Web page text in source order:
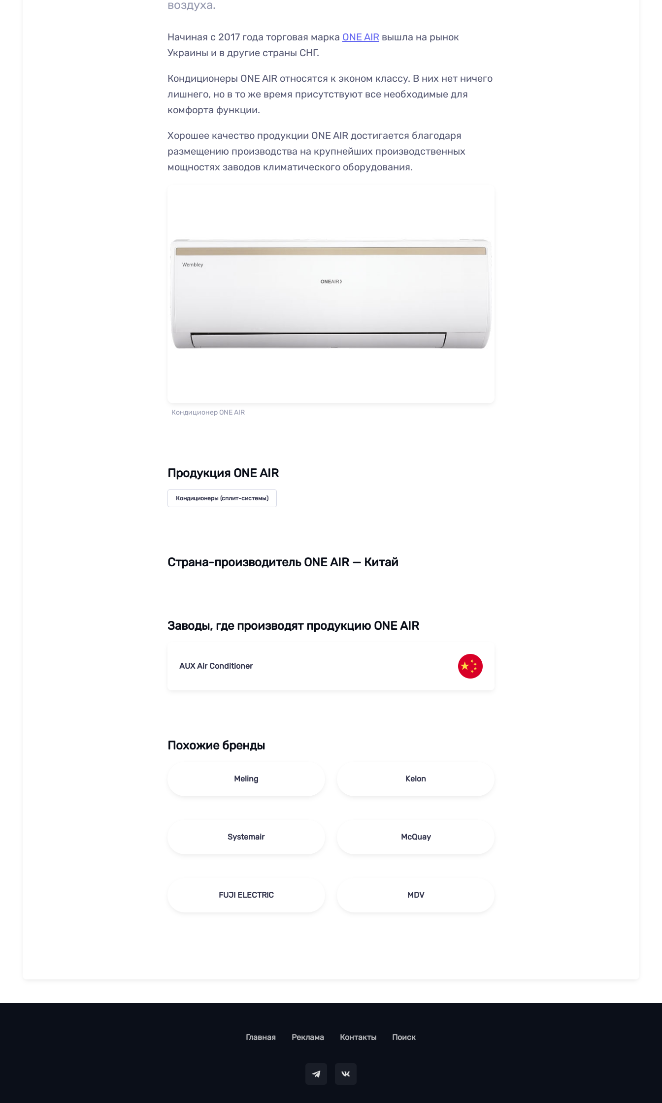
воздуха.
Начиная с 2017 года торговая марка ONE AIR вышла на рынок
Украины и в другие страны СНГ.
Кондиционеры ONE AIR относятся к эконом классу. В них нет ничего
лишнего, но в то же время присутствуют все необходимые для
комфорта функции.
Хорошее качество продукции ONE AIR достигается благодаря
размещению производства на крупнейших производственных
мощностях заводов климатического оборудования.
Кондиционер ONE AIR
Продукция ONE AIR
Кондиционеры (сплит-системы)
Страна-производитель ONE AIR — Китай
Заводы, где производят продукцию ONE AIR
AUX Air Conditioner
Похожие бренды
Meling Kelon
Systemair McQuay
FUJI ELECTRIC MDV
footer
Главная Реклама Контакты Поиск